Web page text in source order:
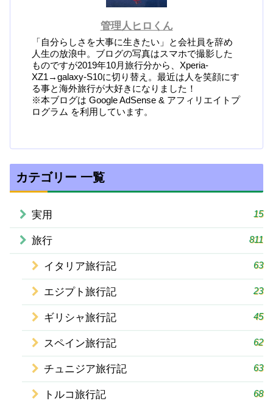
管理人ヒロくん
「自分らしさを大事に生きたい」と会社員を辞め
人生の放浪中。ブログの写真はスマホで撮影した
ものですが2019年10月旅行分から、Xperia-
XZ1→galaxy-S10に切り替え。最近は人を笑顔にす
る事と海外旅行が大好きになりました！
※本ブログは Google AdSense & アフィリエイトプ
ログラム を利用しています。
カテゴリー 一覧
実用 15
旅行 811
イタリア旅行記 63
エジプト旅行記 23
ギリシャ旅行記 45
スペイン旅行記 62
チュニジア旅行記 63
トルコ旅行記 68